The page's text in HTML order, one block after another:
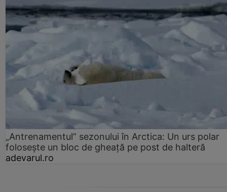
„Antrenamentul” sezonului în Arctica: Un urs polar
folosește un bloc de gheață pe post de halteră
adevarul.ro